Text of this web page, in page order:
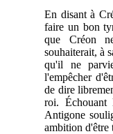
En disant à
faire un bon
que Créon
souhaiterait, à
qu'il ne
l'empêcher
de dire
roi. Échouant
Antigone
ambition d'être